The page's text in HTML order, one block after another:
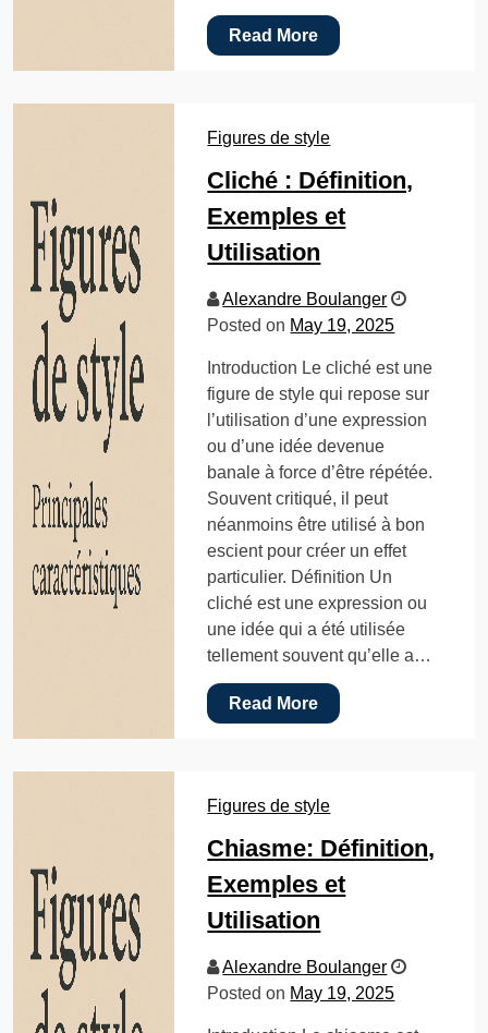
Read More
Figures de style
Cliché : Définition,
Exemples et
Utilisation
Alexandre Boulanger
Posted on May 19, 2025
Introduction Le cliché est une
figure de style qui repose sur
l’utilisation d’une expression
ou d’une idée devenue
banale à force d’être répétée.
Souvent critiqué, il peut
néanmoins être utilisé à bon
escient pour créer un effet
particulier. Définition Un
cliché est une expression ou
une idée qui a été utilisée
tellement souvent qu’elle a…
Read More
Figures de style
Chiasme: Définition,
Exemples et
Utilisation
Alexandre Boulanger
Posted on May 19, 2025